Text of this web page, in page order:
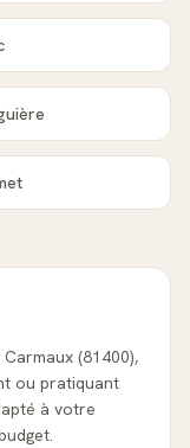
(81400),
ou pratiquant
à votre